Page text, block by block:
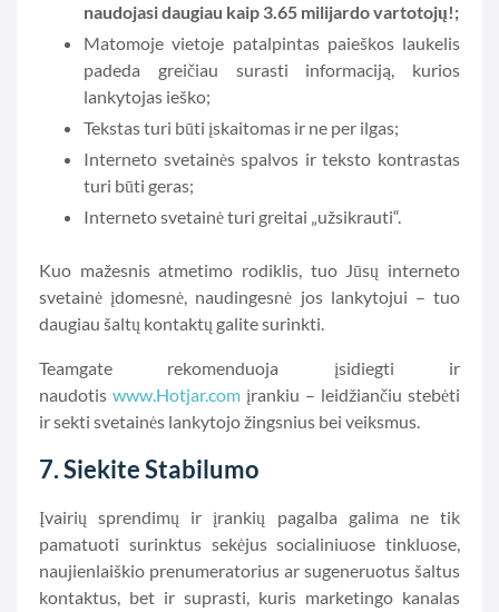
naudojasi daugiau kaip 3.65 milijardo vartotojų!;
Matomoje vietoje patalpintas paieškos laukelis
padeda greičiau surasti informaciją, kurios
lankytojas ieško;
Tekstas turi būti įskaitomas ir ne per ilgas;
Interneto svetainės spalvos ir teksto kontrastas
turi būti geras;
Interneto svetainė turi greitai „užsikrauti“.
Kuo mažesnis atmetimo rodiklis, tuo Jūsų interneto
svetainė įdomesnė, naudingesnė jos lankytojui – tuo
daugiau šaltų kontaktų galite surinkti.
Teamgate rekomenduoja įsidiegti ir
naudotis www.Hotjar.com įrankiu – leidžiančiu stebėti
ir sekti svetainės lankytojo žingsnius bei veiksmus.
7. Siekite Stabilumo
Įvairių sprendimų ir įrankių pagalba galima ne tik
pamatuoti surinktus sekėjus socialiniuose tinkluose,
naujienlaiškio prenumeratorius ar sugeneruotus šaltus
kontaktus, bet ir suprasti, kuris marketingo kanalas